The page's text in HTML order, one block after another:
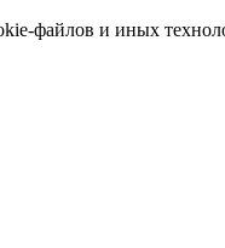
файлов и иных